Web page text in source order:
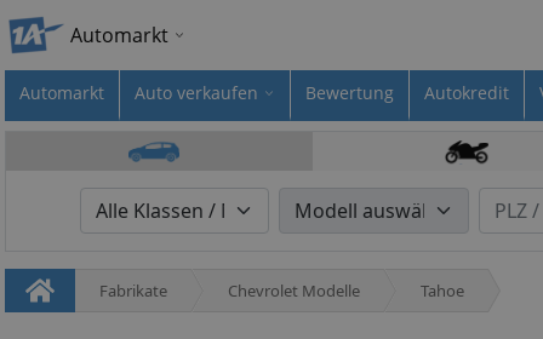
Automarkt
Automarkt Auto verkaufen Bewertung Autokredit
Fabrikate Chevrolet Modelle Tahoe